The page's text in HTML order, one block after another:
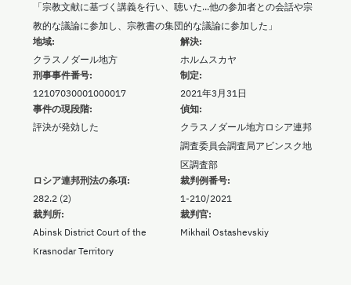
地域:
クラスノダール地方
解決:
ホルムスカヤ
「宗教文献に基づく講義を行い、聴いた...他の参加者との会話や宗
教的な議論に参加し、宗教書の集団的な議論に参加した」
刑事事件番号:
12107030001000017
制定:
2021年3月31日
事件の現段階:
評決が発効した
偵知:
クラスノダール地方ロシア連邦
調査委員会調査局アビンスク地
区調査部
ロシア連邦刑法の条項:
282.2 (2)
裁判例番号:
1-210/2021
裁判所:
Abinsk District Court of the
Krasnodar Territory
裁判官:
Mikhail Ostashevskiy